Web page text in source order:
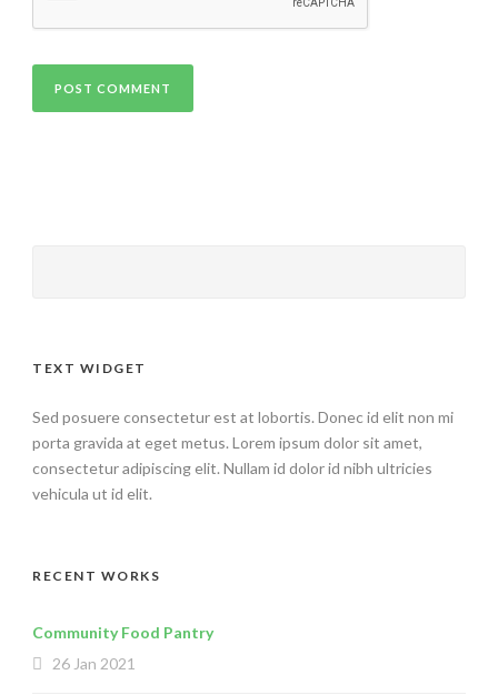
TEXT WIDGET
Sed posuere consectetur est at lobortis. Donec id elit non mi
porta gravida at eget metus. Lorem ipsum dolor sit amet,
consectetur adipiscing elit. Nullam id dolor id nibh ultricies
vehicula ut id elit.
RECENT WORKS
Community Food Pantry
26 Jan 2021